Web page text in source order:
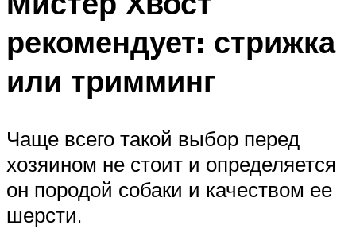
рекомендует: стрижка
или тримминг
Чаще всего такой выбор перед
хозяином не стоит и определяется
он породой собаки и качеством ее
шерсти.